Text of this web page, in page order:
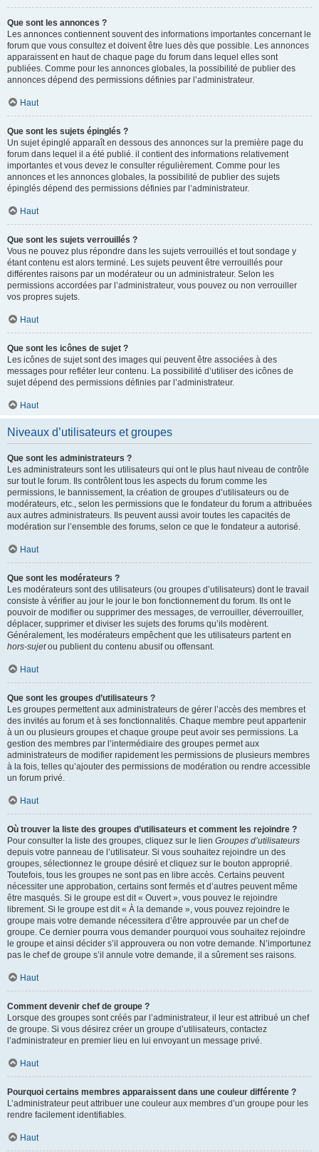
Que sont les annonces ?
Les annonces contiennent souvent des informations importantes concernant le
forum que vous consultez et doivent être lues dès que possible. Les annonces
apparaissent en haut de chaque page du forum dans lequel elles sont
publiées. Comme pour les annonces globales, la possibilité de publier des
annonces dépend des permissions définies par l’administrateur.
Haut
Que sont les sujets épinglés ?
Un sujet épinglé apparaît en dessous des annonces sur la première page du
forum dans lequel il a été publié. il contient des informations relativement
importantes et vous devez le consulter régulièrement. Comme pour les
annonces et les annonces globales, la possibilité de publier des sujets
épinglés dépend des permissions définies par l’administrateur.
Haut
Que sont les sujets verrouillés ?
Vous ne pouvez plus répondre dans les sujets verrouillés et tout sondage y
étant contenu est alors terminé. Les sujets peuvent être verrouillés pour
différentes raisons par un modérateur ou un administrateur. Selon les
permissions accordées par l’administrateur, vous pouvez ou non verrouiller
vos propres sujets.
Haut
Que sont les icônes de sujet ?
Les icônes de sujet sont des images qui peuvent être associées à des
messages pour refléter leur contenu. La possibilité d’utiliser des icônes de
sujet dépend des permissions définies par l’administrateur.
Haut
Niveaux d’utilisateurs et groupes
Que sont les administrateurs ?
Les administrateurs sont les utilisateurs qui ont le plus haut niveau de contrôle
sur tout le forum. Ils contrôlent tous les aspects du forum comme les
permissions, le bannissement, la création de groupes d’utilisateurs ou de
modérateurs, etc., selon les permissions que le fondateur du forum a attribuées
aux autres administrateurs. Ils peuvent aussi avoir toutes les capacités de
modération sur l’ensemble des forums, selon ce que le fondateur a autorisé.
Haut
Que sont les modérateurs ?
Les modérateurs sont des utilisateurs (ou groupes d’utilisateurs) dont le travail
consiste à vérifier au jour le jour le bon fonctionnement du forum. Ils ont le
pouvoir de modifier ou supprimer des messages, de verrouiller, déverrouiller,
déplacer, supprimer et diviser les sujets des forums qu’ils modèrent.
Généralement, les modérateurs empêchent que les utilisateurs partent en
hors-sujetou publient du contenu abusif ou offensant.
Haut
Que sont les groupes d’utilisateurs ?
Les groupes permettent aux administrateurs de gérer l’accès des membres et
des invités au forum et à ses fonctionnalités. Chaque membre peut appartenir
à un ou plusieurs groupes et chaque groupe peut avoir ses permissions. La
gestion des membres par l’intermédiaire des groupes permet aux
administrateurs de modifier rapidement les permissions de plusieurs membres
à la fois, telles qu’ajouter des permissions de modération ou rendre accessible
un forum privé.
Haut
Où trouver la liste des groupes d’utilisateurs et comment les rejoindre ?
Pour consulter la liste des groupes, cliquez sur le lien Groupes d’utilisateurs
depuis votre panneau de l’utilisateur. Si vous souhaitez rejoindre un des
groupes, sélectionnez le groupe désiré et cliquez sur le bouton approprié.
Toutefois, tous les groupes ne sont pas en libre accès. Certains peuvent
nécessiter une approbation, certains sont fermés et d’autres peuvent même
être masqués. Si le groupe est dit « Ouvert », vous pouvez le rejoindre
librement. Si le groupe est dit « À la demande », vous pouvez rejoindre le
groupe mais votre demande nécessitera d’être approuvée par un chef de
groupe. Ce dernier pourra vous demander pourquoi vous souhaitez rejoindre
le groupe et ainsi décider s’il approuvera ou non votre demande. N’importunez
pas le chef de groupe s’il annule votre demande, il a sûrement ses raisons.
Haut
Comment devenir chef de groupe ?
Lorsque des groupes sont créés par l’administrateur, il leur est attribué un chef
de groupe. Si vous désirez créer un groupe d’utilisateurs, contactez
l’administrateur en premier lieu en lui envoyant un message privé.
Haut
Pourquoi certains membres apparaissent dans une couleur différente ?
L’administrateur peut attribuer une couleur aux membres d’un groupe pour les
rendre facilement identifiables.
Haut